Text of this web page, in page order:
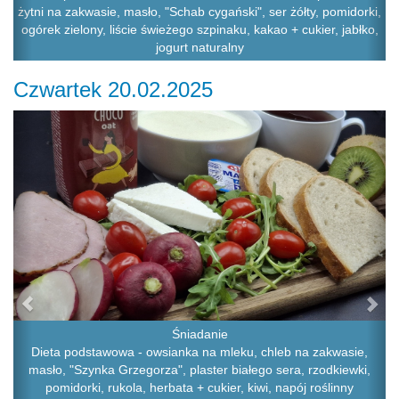
żytni na zakwasie, masło, "Schab cygański", ser żółty, pomidorki,
ogórek zielony, liście świeżego szpinaku, kakao + cukier, jabłko,
jogurt naturalny
Czwartek 20.02.2025
Śniadanie
Dieta podstawowa - owsianka na mleku, chleb na zakwasie,
masło, "Szynka Grzegorza", plaster białego sera, rzodkiewki,
pomidorki, rukola, herbata + cukier, kiwi, napój roślinny
Previous